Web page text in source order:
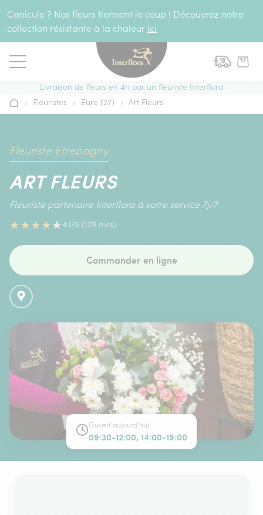
Canicule ? Nos fleurs tiennent le coup ! Découvrez notre
collection résistante à la chaleur ici
Livraison de fleurs en 4h par un fleuriste Interflora
Accueil
› Fleuristes › Eure (27) › Art Fleurs
Fleuriste Etrepagny
ART FLEURS
Fleuriste partenaire Interflora à votre service 7j/7
★★★★★4.1/5 (129 avis)
Commander en ligne
Ouvert aujourd'hui
09:30-12:00, 14:00-19:00